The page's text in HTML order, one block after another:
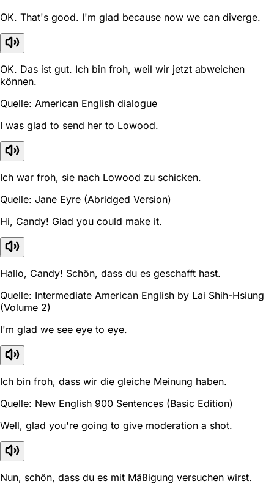
OK. That's good. I'm glad because now we can diverge.
OK. Das ist gut. Ich bin froh, weil wir jetzt abweichen
können.
Quelle: American English dialogue
I was glad to send her to Lowood.
Ich war froh, sie nach Lowood zu schicken.
Quelle: Jane Eyre (Abridged Version)
Hi, Candy! Glad you could make it.
Hallo, Candy! Schön, dass du es geschafft hast.
Quelle: Intermediate American English by Lai Shih-Hsiung
(Volume 2)
I'm glad we see eye to eye.
Ich bin froh, dass wir die gleiche Meinung haben.
Quelle: New English 900 Sentences (Basic Edition)
Well, glad you're going to give moderation a shot.
Nun, schön, dass du es mit Mäßigung versuchen wirst.